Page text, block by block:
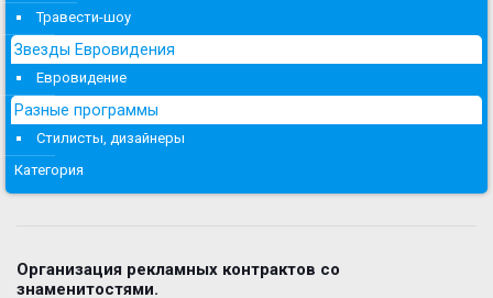
Травести-шоу
Звезды Евровидения
Евровидение
Разные программы
Стилисты, дизайнеры
Категория
Организация рекламных контрактов со
знаменитостями.